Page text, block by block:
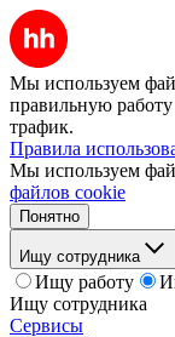
Мы используем
правильную работу
трафик.
Правила
Мы используем
файлов cookie
Понятно
Ищу сотрудника
Ищу работу
Ищу сотрудника
Сервисы